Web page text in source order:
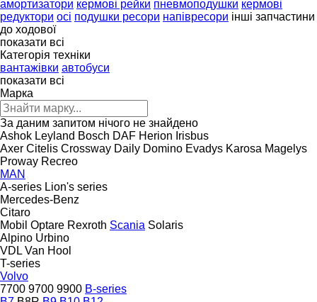
амортизатори кермові рейки пневмоподушки кермові
редуктори осі подушки ресори напівресори інші запчастини
до ходової
показати всі
Категорія техніки
вантажівки автобуси
показати всі
Марка
За даним запитом нічого не знайдено
Ashok Leyland Bosch DAF Herion Irisbus
Axer Citelis Crossway Daily Domino Evadys Karosa Magelys
Proway Recreo
MAN
A-series Lion's series
Mercedes-Benz
Citaro
Mobil Optare Rexroth Scania Solaris
Alpino Urbino
VDL Van Hool
T-series
Volvo
7700 9700 9900 B-series